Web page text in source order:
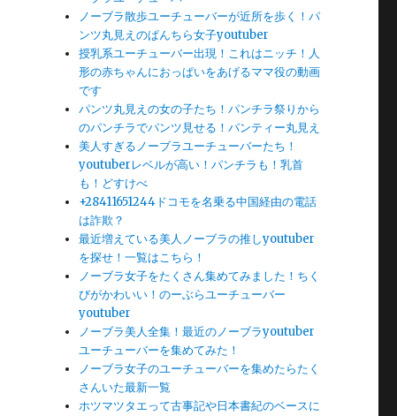
ノーブラ散歩ユーチューバーが近所を歩く！パ
ンツ丸見えのぱんちら女子youtuber
授乳系ユーチューバー出現！これはニッチ！人
形の赤ちゃんにおっぱいをあげるママ役の動画
です
パンツ丸見えの女の子たち！パンチラ祭りから
のパンチラでパンツ見せる！パンティー丸見え
美人すぎるノーブラユーチューバーたち！
youtuberレベルが高い！パンチラも！乳首
も！どすけべ
+28411651244ドコモを名乗る中国経由の電話
は詐欺？
最近増えている美人ノーブラの推しyoutuber
を探せ！一覧はこちら！
ノーブラ女子をたくさん集めてみました！ちく
びがかわいい！のーぶらユーチューバー
youtuber
ノーブラ美人全集！最近のノーブラyoutuber
ユーチューバーを集めてみた！
ノーブラ女子のユーチューバーを集めたらたく
さんいた最新一覧
ホツマツタエって古事記や日本書紀のベースに